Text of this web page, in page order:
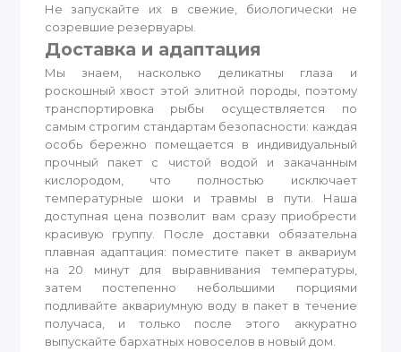
Не запускайте их в свежие, биологически не
созревшие резервуары.
Доставка и адаптация
Мы знаем, насколько деликатны глаза и
роскошный хвост этой элитной породы, поэтому
транспортировка рыбы осуществляется по
самым строгим стандартам безопасности: каждая
особь бережно помещается в индивидуальный
прочный пакет с чистой водой и закачанным
кислородом, что полностью исключает
температурные шоки и травмы в пути. Наша
доступная цена позволит вам сразу приобрести
красивую группу. После доставки обязательна
плавная адаптация: поместите пакет в аквариум
на 20 минут для выравнивания температуры,
затем постепенно небольшими порциями
подливайте аквариумную воду в пакет в течение
получаса, и только после этого аккуратно
выпускайте бархатных новоселов в новый дом.